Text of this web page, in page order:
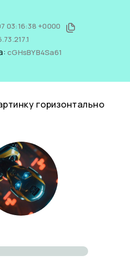
03:16:38 +0000
cGHsBYB4Sa61
горизонтально